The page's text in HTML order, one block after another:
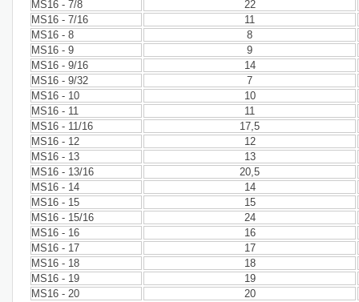
MS16 - 7/8
22
MS16 - 7/16
11
MS16 - 8
8
MS16 - 9
9
MS16 - 9/16
14
MS16 - 9/32
7
MS16 - 10
10
MS16 - 11
11
MS16 - 11/16
17,5
MS16 - 12
12
MS16 - 13
13
MS16 - 13/16
20,5
MS16 - 14
14
MS16 - 15
15
MS16 - 15/16
24
MS16 - 16
16
MS16 - 17
17
MS16 - 18
18
MS16 - 19
19
MS16 - 20
20